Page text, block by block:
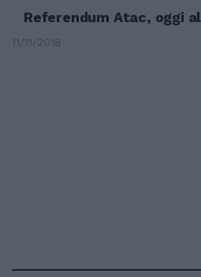
Referendum Atac, oggi
11/11/2018